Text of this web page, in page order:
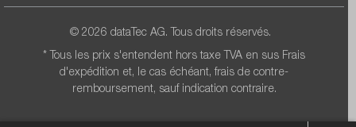
© 2026 dataTec AG. Tous droits réservés.
* Tous les prix s'entendent hors taxe TVA en sus Frais
d'expédition et, le cas échéant, frais de contre-
remboursement, sauf indication contraire.